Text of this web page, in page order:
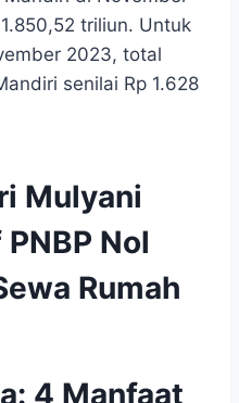
triliun. Untuk
2023, total
senilai Rp 1.628
Mulyani
Nol
Rumah
4 Manfaat